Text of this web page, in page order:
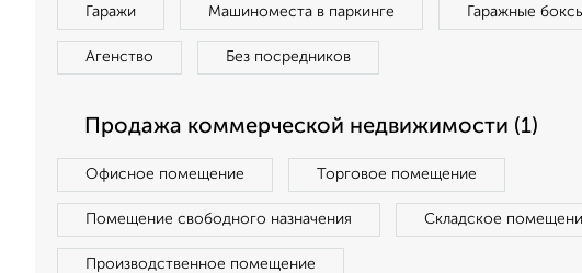
Гаражи Машиноместа в паркинге Гаражные
Агенство Без посредников
Продажа коммерческой недвижимости (1)
Офисное помещение Торговое помещение
Помещение свободного назначения Складское
Производственное помещение